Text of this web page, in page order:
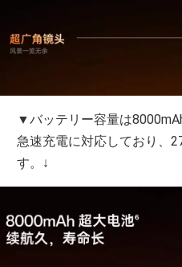
▼バッテリー容量は
急速充電に対応しており、
す。↓